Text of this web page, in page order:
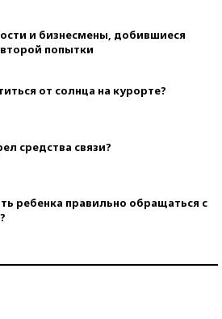
и бизнесмены, добившиеся
второй попытки
от солнца на курорте?
средства связи?
ребенка правильно обращаться с